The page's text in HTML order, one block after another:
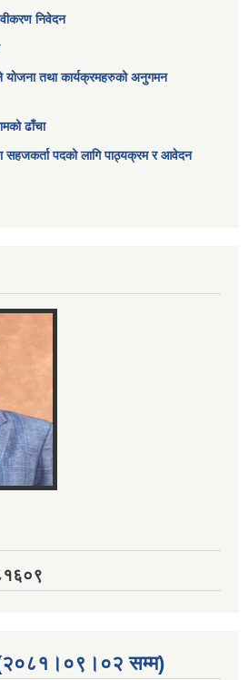
निवेदन
योजना तथा कार्यक्रमहरुको अनुगमन
ढाँचा
सहजकर्ता पदको लागि पाठ्यक्रम र आवेदन
(२०८१।०९।०२ सम्म)